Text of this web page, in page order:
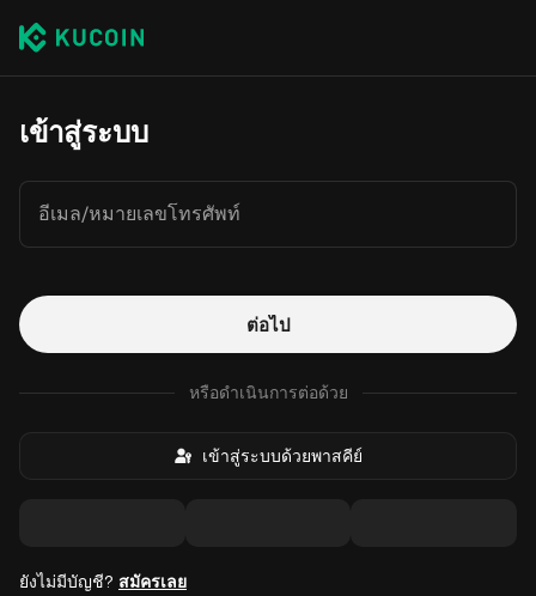
เข้าสู่ระบบ
อีเมล/หมายเลขโทรศัพท์
ต่อไป
หรือดำเนินการต่อด้วย
เข้าสู่ระบบด้วยพาสคีย์
ยังไม่มีบัญชี? สมัครเลย